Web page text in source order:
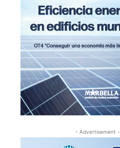
- Advertisement -